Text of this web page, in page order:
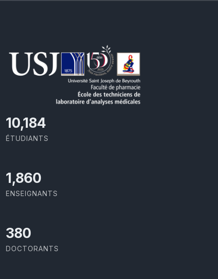
10,801
ÉTUDIANTS
1,973
ENSEIGNANTS
403
DOCTORANTS